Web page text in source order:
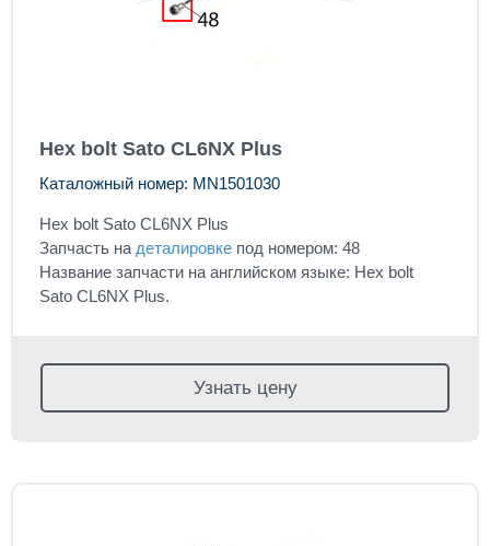
Hex bolt Sato CL6NX Plus
Каталожный номер: MN1501030
Hex bolt Sato CL6NX Plus
Запчасть на деталировке под номером: 48
Название запчасти на английском языке: Hex bolt
Sato CL6NX Plus.
Узнать цену